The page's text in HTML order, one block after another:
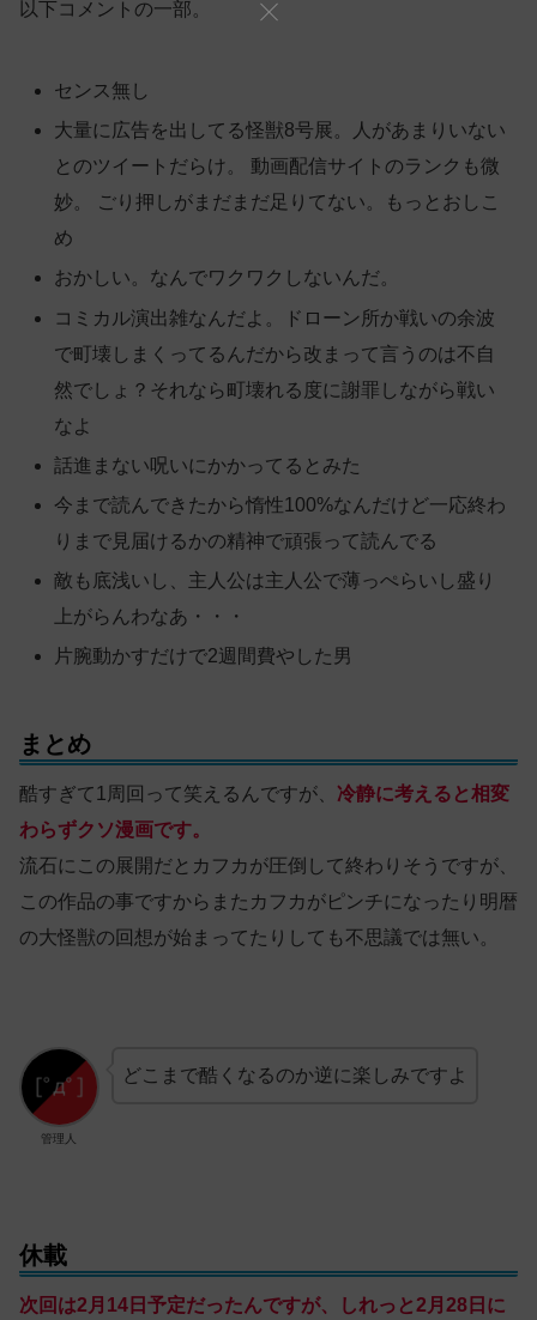
以下コメントの一部。
センス無し
大量に広告を出してる怪獣8号展。人があまりいない
とのツイートだらけ。 動画配信サイトのランクも微
妙。 ごり押しがまだまだ足りてない。もっとおしこ
め
おかしい。なんでワクワクしないんだ。
コミカル演出雑なんだよ。ドローン所か戦いの余波
で町壊しまくってるんだから改まって言うのは不自
然でしょ？それなら町壊れる度に謝罪しながら戦い
なよ
話進まない呪いにかかってるとみた
今まで読んできたから惰性100%なんだけど一応終わ
りまで見届けるかの精神で頑張って読んでる
敵も底浅いし、主人公は主人公で薄っぺらいし盛り
上がらんわなあ・・・
片腕動かすだけで2週間費やした男
まとめ
酷すぎて1周回って笑えるんですが、 冷静に考えると相変
わらずクソ漫画です。
流石にこの展開だとカフカが圧倒して終わりそうですが、
この作品の事ですからまたカフカがピンチになったり明暦
の大怪獣の回想が始まってたりしても不思議では無い。
管理人
どこまで酷くなるのか逆に楽しみですよ
休載
次回は2月14日予定だったんですが、しれっと2月28日に